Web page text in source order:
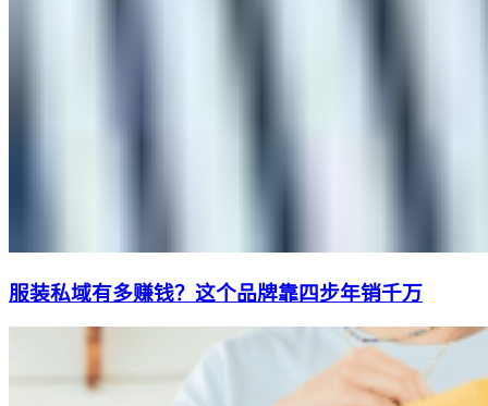
服装私域有多赚钱？这个品牌靠四步年销千万